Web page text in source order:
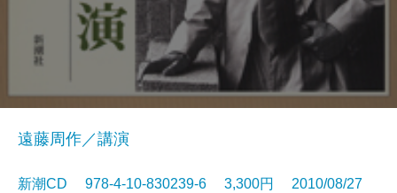
遠藤周作／講演
新潮CD 978-4-10-830239-6 3,300円 2010/08/27